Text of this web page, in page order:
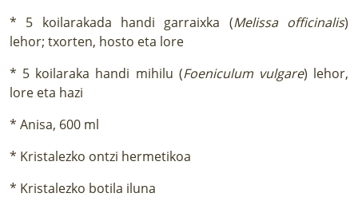
* 5 koilarakada handi garraixka (Melissa officinalis)
lehor; txorten, hosto eta lore
* 5 koilaraka handi mihilu (Foeniculum vulgare) lehor,
lore eta hazi
* Anisa, 600 ml
* Kristalezko ontzi hermetikoa
* Kristalezko botila iluna